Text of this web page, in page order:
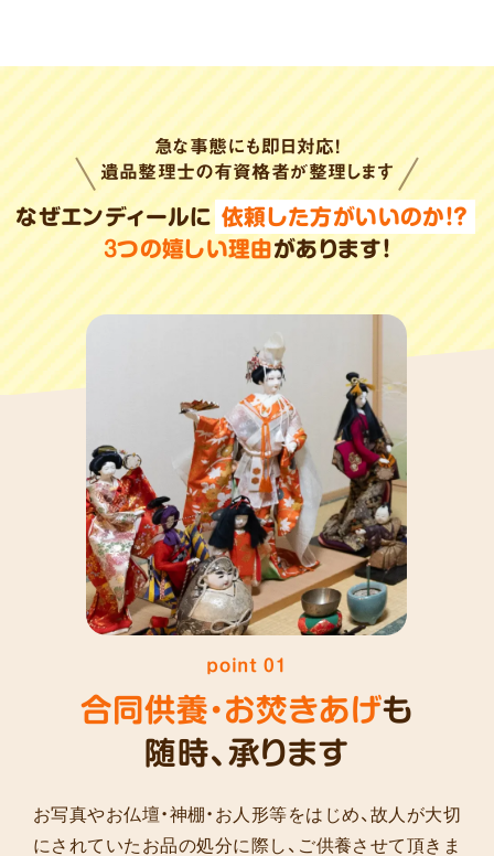
なぜエンディールに 依頼した方がいいのか!?
3つの嬉しい理由があります!
急な事態にも即日対応!
遺品整理士の有資格者が整理します
point 01
合同供養・お焚きあげも
随時、承ります
お写真やお仏壇・神棚・お人形等をはじめ、故人が大切
にされていたお品の処分に際し、ご供養させて頂きま
み
の